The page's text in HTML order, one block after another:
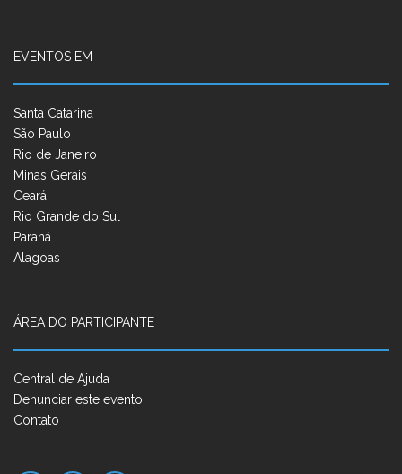
EVENTOS EM
Santa Catarina
São Paulo
Rio de Janeiro
Minas Gerais
Ceará
Rio Grande do Sul
Paraná
Alagoas
ÁREA DO PARTICIPANTE
Central de Ajuda
Denunciar este evento
Contato